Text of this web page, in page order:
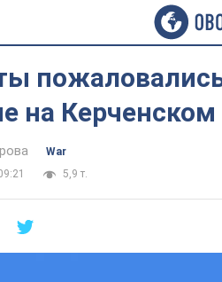
на
War
5,9 т.